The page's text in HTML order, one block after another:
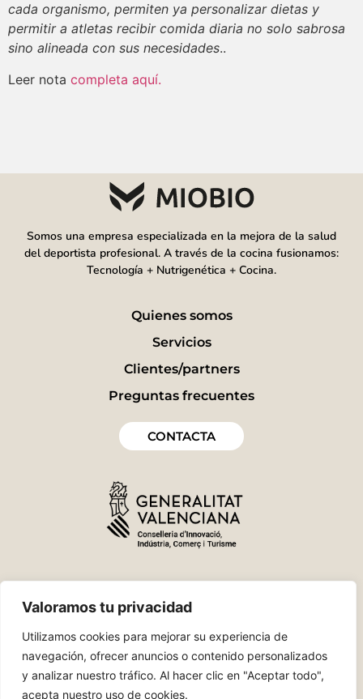
Valoramos tu privacidad
Utilizamos cookies para mejorar su experiencia de
navegación, ofrecer anuncios o contenido personalizados
y analizar nuestro tráfico. Al hacer clic en "Aceptar todo",
acepta nuestro uso de cookies.
cada organismo, permiten ya personalizar dietas y
permitir a atletas recibir comida diaria no solo sabrosa
sino alineada con sus necesidades..
Leer nota completa aquí.
Somos una empresa especializada en la mejora de la salud
del deportista profesional. A través de la cocina fusionamos:
Tecnología + Nutrigenética + Cocina.
Quienes somos
Servicios
Clientes/partners
Preguntas frecuentes
CONTACTA